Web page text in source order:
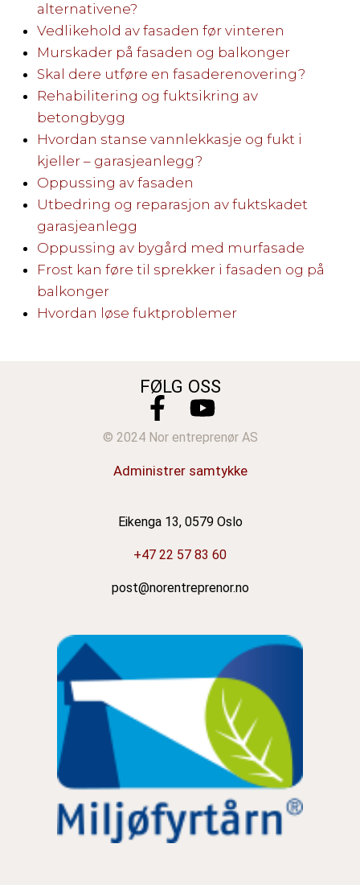
alternativene?
Vedlikehold av fasaden før vinteren
Murskader på fasaden og balkonger
Skal dere utføre en fasaderenovering?
Rehabilitering og fuktsikring av
betongbygg
Hvordan stanse vannlekkasje og fukt i
kjeller – garasjeanlegg?
Oppussing av fasaden
Utbedring og reparasjon av fuktskadet
garasjeanlegg
Oppussing av bygård med murfasade
Frost kan føre til sprekker i fasaden og på
balkonger
Hvordan løse fuktproblemer
FØLG OSS
© 2024 Nor entreprenør AS
Administrer samtykke
Eikenga 13, 0579 Oslo
+47 22 57 83 60
post@norentreprenor.no